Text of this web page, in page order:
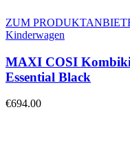
ZUM
Kinderwagen
MAXI COSI
Essential Black
€694.00